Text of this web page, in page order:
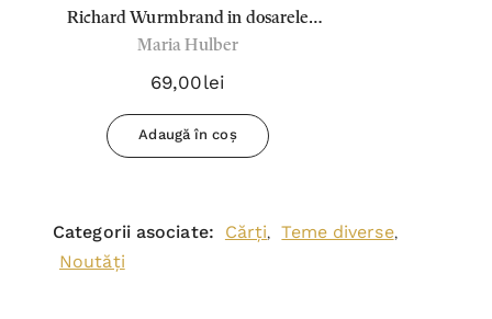
Richard Wurmbrand in dosarele
securitatii
Maria Hulber
69,00lei
Adaugă în coș
Categorii asociate: Cărți, Teme diverse,
Noutăți